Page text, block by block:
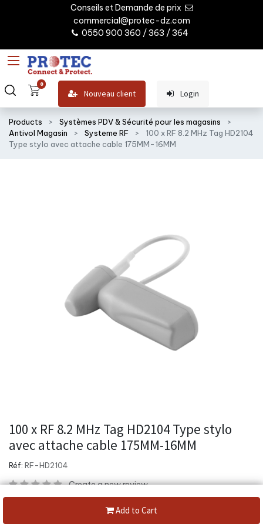
Conseils et Demande de prix
commercial@protec-dz.com
0550 900 360 / 363 / 364
0
Nouveau client Login
Products
Systèmes PDV & Sécurité pour les magasins
Antivol Magasin
Systeme RF
100 x RF 8.2 MHz Tag HD2104
Type stylo avec attache cable 175MM-16MM
Add to Cart
100 x RF 8.2 MHz Tag HD2104 Type stylo
avec attache cable 175MM-16MM
Réf: RF-HD2104
Create a new review